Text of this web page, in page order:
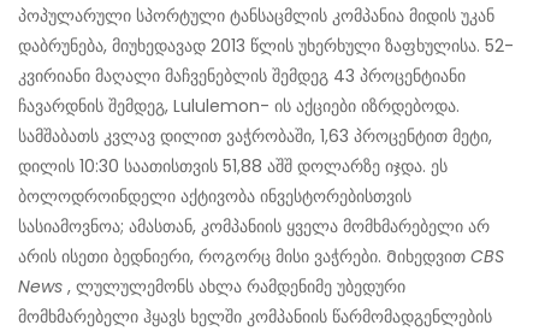
პოპულარული სპორტული ტანსაცმლის კომპანია მიდის უკან
დაბრუნება, მიუხედავად 2013 წლის უხერხული ზაფხულისა. 52-
კვირიანი მაღალი მაჩვენებლის შემდეგ 43 პროცენტიანი
ჩავარდნის შემდეგ, Lululemon- ის აქციები იზრდებოდა.
სამშაბათს კვლავ დილით ვაჭრობაში, 1,63 პროცენტით მეტი,
დილის 10:30 საათისთვის 51,88 აშშ დოლარზე იჯდა. ეს
ბოლოდროინდელი აქტივობა ინვესტორებისთვის
სასიამოვნოა; ამასთან, კომპანიის ყველა მომხმარებელი არ
არის ისეთი ბედნიერი, როგორც მისი ვაჭრები. Მიხედვით CBS
News , ლულულემონს ახლა რამდენიმე უბედური
მომხმარებელი ჰყავს ხელში კომპანიის წარმომადგენლების